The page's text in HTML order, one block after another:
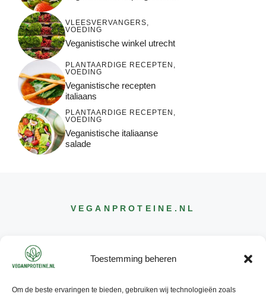
Toestemming beheren
Om de beste ervaringen te bieden, gebruiken wij technologieën zoals
VLEESVERVANGERS,
VOEDING
Veganistische winkel utrecht
PLANTAARDIGE RECEPTEN ,
VOEDING
Veganistische recepten
italiaans
PLANTAARDIGE RECEPTEN ,
VOEDING
Veganistische italiaanse
salade
VEGANPROTEINE .NL
CONTACT